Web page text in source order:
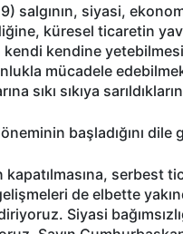
salgının, siyasi,
küresel ticaretin
kendi kendine
mücadele
sıkı sıkıya
başladığını dile
kapatılmasına, serbest
de elbette
Siyasi